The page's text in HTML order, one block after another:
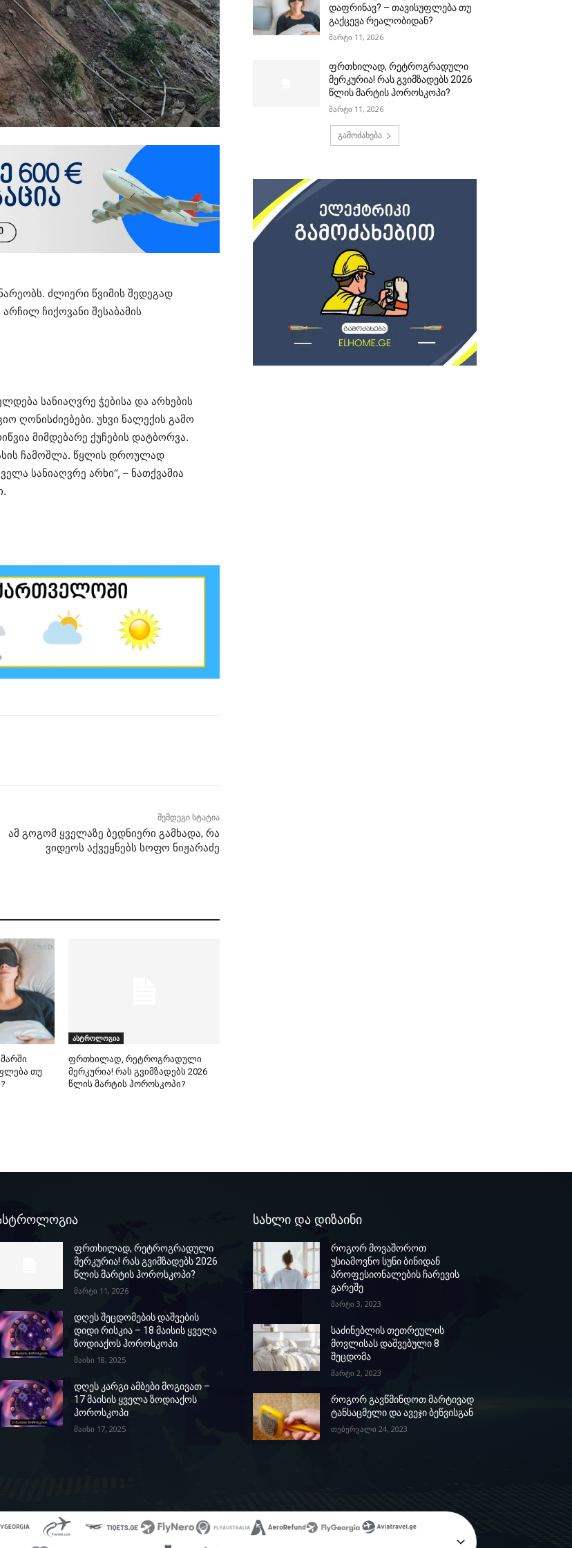
ძლიერი წვიმის შედეგად
ჩიქოვანი შესაბამის
სანიაღვრე ჭებისა და არხების
ღონისძიებები. უხვი ნალექის გამო
მიმდებარე ქუჩების დატბორვა.
ჩამოშლა. წყლის დროულად
სანიაღვრე არხი“, – ნათქვამია
შემდეგი სტატია
ამ გოგომ ყველაზე ბედნიერი გამხადა, რა
ვიდეოს აქვეყნებს სოფო ნიჟარაძე
თუ
ასტროლოგია
ფრთხილად, რეტროგრადული
მერკურია! რას გვიმზადებს 2026
წლის მარტის ჰოროსკოპი?
დაფრინავ? – თავისუფლება თუ
გაქცევა რეალობიდან?
მარტი 11, 2026
ფრთხილად, რეტროგრადული
მერკურია! რას გვიმზადებს 2026
წლის მარტის ჰოროსკოპი?
მარტი 11, 2026
გამოძახება
ფრთხილად, რეტროგრადული
მერკურია! რას გვიმზადებს 2026
წლის მარტის ჰოროსკოპი?
მარტი 11, 2026
დღეს შეცდომების დაშვების
დიდი რისკია – 18 მაისის ყველა
ზოდიაქოს ჰოროსკოპი
მაისი 18, 2025
დღეს კარგი ამბები მოგივათ –
17 მაისის ყველა ზოდიაქოს
ჰოროსკოპი
მაისი 17, 2025
სახლი და დიზაინი
როგორ მოვაშოროთ
უსიამოვნო სუნი ბინიდან
პროფესიონალების ჩარევის
გარეშე
მარტი 3, 2023
საძინებლის თეთრეულის
მოვლისას დაშვებული 8
შეცდომა
მარტი 2, 2023
როგორ გავწმინდოთ მარტივად
ტანსაცმელი და ავეჯი ბეწვისგან
თებერვალი 24, 2023